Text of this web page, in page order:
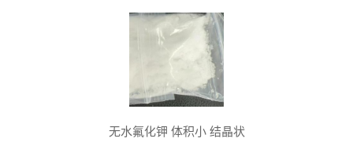
无水氟化钾 体积小 结晶状